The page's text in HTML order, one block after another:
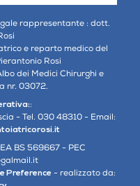
rappresentante : dott.
e reparto medico del
Rosi
dei Medici Chirurghi e
nr. 03072.
:
- Tel. 030 48310 - Email:
BS 569667 - PEC
Preference - realizzato da: